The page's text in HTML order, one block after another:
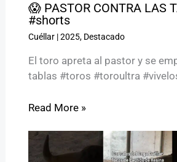
😱 PASTOR CONTRA LAS
#shorts
Cuéllar|2025, Destacado
El toro apreta al pastor y se
tablas #toros #toroultra
Read More »